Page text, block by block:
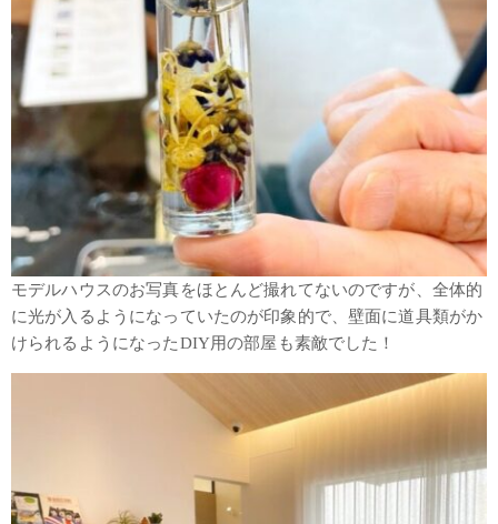
モデルハウスのお写真をほとんど撮れてないのですが、全体的
に光が入るようになっていたのが印象的で、壁面に道具類がか
けられるようになったDIY用の部屋も素敵でした！